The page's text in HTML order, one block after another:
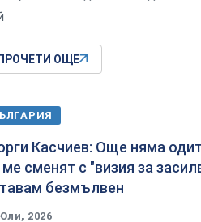
ПРОЧЕТИ ОЩЕ
Касчиев: Още няма
сменят с "визия за
безмълвен
2026